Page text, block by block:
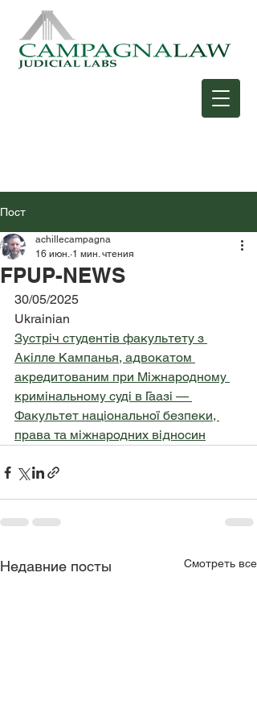
Пост
FPUP-NEWS
achillecampagna
16 июн. 1 мин. чтения
30/05/2025
Ukrainian
Зустріч студентів факультету з
Акілле Кампанья, адвокатом
акредитованим при Міжнародному
кримінальному суді в Гаазі —
Факультет національної безпеки,
права та міжнародних відносин
Недавние посты Смотреть все